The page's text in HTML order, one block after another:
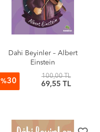
Dahi Beyinler – Albert
Einstein
%30
100,00 TL
69,55 TL